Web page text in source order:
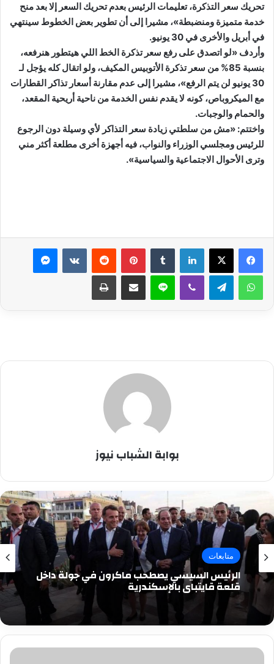
تحريك سعر التذكرة، تعليمات الرئيس بعدم تحريك السعر إلا بعد منح
خدمة متميزة ومنضبطة»، مشيرا إلى أن تطوير بعض الخطوط سينتهي
في أبريل والأخرى في 30 يونيو.
وأردف «لو اتصدق على رفع سعر تذكرة الخط اللي هيتطور هنرفعه،
بنسبة 85% من سعر تذكرة الأتوبيس المكيف، ولو اتقال كله يؤجل لـ
30 يونيو لن يتم الرفع»، مشيرا إلى عدم مقارنة أسعار تذاكر القطارات
مع الميكروباص، كونه لا يقدم نفس الخدمة من ناحية أريحية المقعد،
والحمام والوجبات.
واختتم: «مش من سلطتي زيادة سعر التذاكر لأي وسيلة دون الرجوع
للرئيس ومجلسي الوزراء والنواب، فيه أجهزة أخرى مطلعة أكثر مني
وترى الأحوال الاجتماعية والسياسية».
لينكدإن بينتيريست ماسنجر
واتساب تيلقرام ڤايبر لاين مشاركة عبر البريد طباعة
بوابة الشباب نيوز
متابعات
الرئيس السيسي يصطحب ماكرون في جولة داخل
قلعة قايتباي بالإسكندرية
مجلس